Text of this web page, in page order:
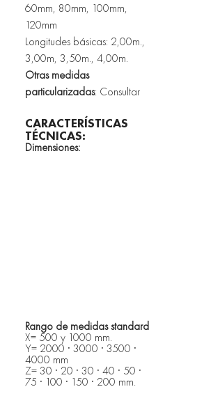
60mm, 80mm, 100mm,
120mm
Longitudes básicas: 2,00m.,
3,00m, 3,50m., 4,00m.
Otras medidas
particularizadas: Consultar
CARACTERÍSTICAS
TÉCNICAS:
Dimensiones:
Rango de medidas standard
X= 500 y 1000 mm.
Y= 2000 · 3000 · 3500 ·
4000 mm
Z= 30 · 20 · 30 · 40 · 50 ·
75 · 100 · 150 · 200 mm.